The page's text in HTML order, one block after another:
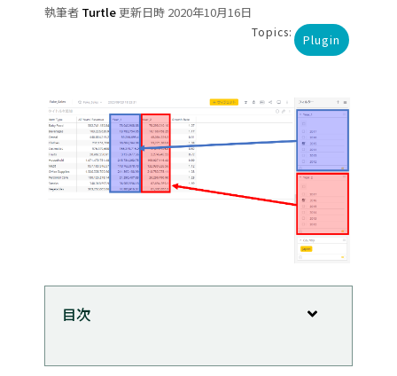
執筆者 Turtle更新日時 2020年10月16日
Topics: Plugin
目次
今回使うデータ